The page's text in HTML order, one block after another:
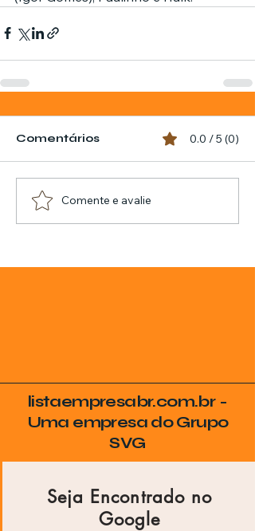
Comentários 0.0 / 5 (0)
Comente e avalie
listaempresabr.com.br -
Uma empresa do Grupo
SVG
Seja Encontrado no
Google